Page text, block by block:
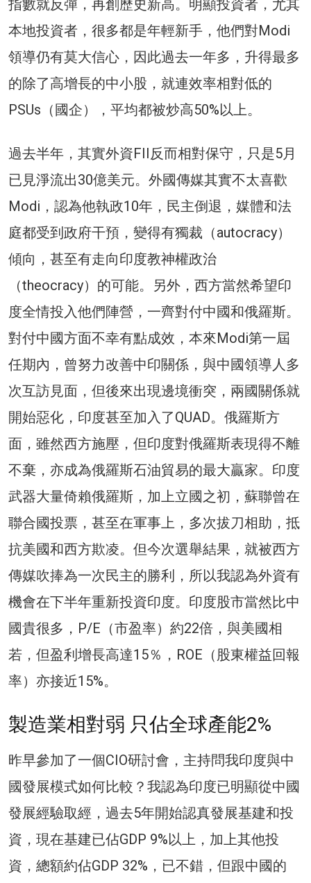
指數就反彈，再創歷史新高。明顯投資者，尤其
本地投資者，很多都是年輕新手，他們對Modi
領導仍有莫大信心，因此過去一年多，升得最多
的除了高增長的中小股，就連效率相對低的
PSUs（國企），平均都被炒高50%以上。
過去半年，其實外資FII反而相對保守，只是5月
已見淨流出30億美元。外國傳媒其實不太喜歡
Modi，認為他執政10年，民主倒退，媒體和法
庭都受到政府干預，變得有獨裁（autocracy）
傾向，甚至有走向印度教神權政治
（theocracy）的可能。另外，西方當然希望印
度全情投入他們陣營，一齊對付中國和俄羅斯。
對付中國方面不幸有點成效，本來Modi第一屆
任期內，曾努力改善中印關係，與中國領導人多
次互訪見面，但後來出現邊境衝突，兩國關係就
開始惡化，印度甚至加入了QUAD。俄羅斯方
面，雖然西方施壓，但印度對俄羅斯表現得不離
不棄，亦成為俄羅斯石油貿易的最大贏家。印度
武器大量倚賴俄羅斯，加上立國之初，蘇聯曾在
聯合國投票，甚至在軍事上，多次拔刀相助，抵
抗美國和西方欺凌。但今次選舉結果，就被西方
傳媒吹捧為一次民主的勝利，所以我認為外資有
機會在下半年重新投資印度。印度股市當然比中
國貴很多，P/E（市盈率）約22倍，與美國相
若，但盈利增長高達15％，ROE（股東權益回報
率）亦接近15%。
製造業相對弱 只佔全球產能2%
昨早參加了一個CIO研討會，主持問我印度與中
國發展模式如何比較？我認為印度已明顯從中國
發展經驗取經，過去5年開始認真發展基建和投
資，現在基建已佔GDP 9%以上，加上其他投
資，總額約佔GDP 32%，已不錯，但跟中國的